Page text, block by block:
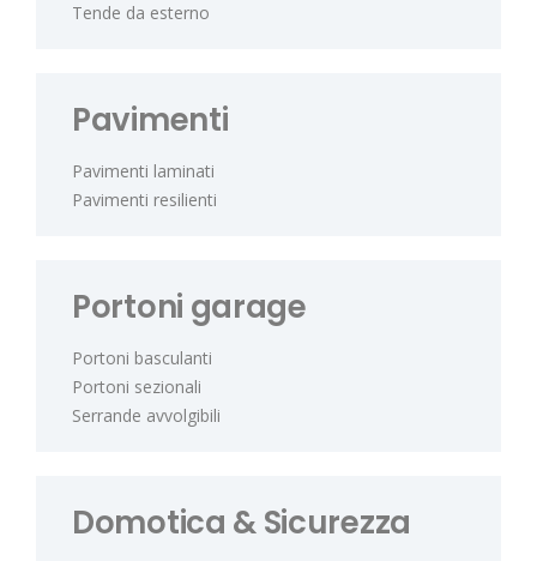
Tende da esterno
Pavimenti
Pavimenti laminati
Pavimenti resilienti
Portoni garage
Portoni basculanti
Portoni sezionali
Serrande avvolgibili
Domotica & Sicurezza